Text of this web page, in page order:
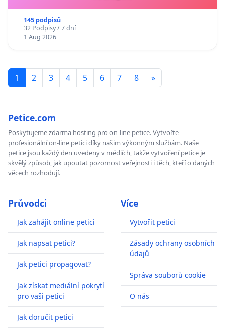
145 podpisů
32 Podpisy / 7 dní
1 Aug 2026
1 2 3 4 5 6 7 8 »
Petice.com
Poskytujeme zdarma hosting pro on-line petice. Vytvořte
profesionální on-line petici díky našim výkonným službám. Naše
petice jsou každý den uvedeny v médiích, takže vytvoření petice je
skvělý způsob, jak upoutat pozornost veřejnosti i těch, kteří o daných
věcech rozhodují.
Průvodci
Jak zahájit online petici
Jak napsat petici?
Jak petici propagovat?
Jak získat mediální pokrytí
pro vaši petici
Jak doručit petici
Více
Vytvořit petici
Zásady ochrany osobních
údajů
Správa souborů cookie
O nás